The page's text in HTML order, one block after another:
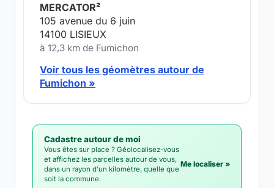
MERCATOR²
105 avenue du 6 juin
14100 LISIEUX
à 12,3 km de Fumichon
Voir tous les géomètres autour de
Fumichon »
Cadastre autour de moi
Vous êtes sur place ? Géolocalisez-vous
et affichez les parcelles autour de vous,
dans un rayon d'un kilomètre, quelle que
soit la commune.
Me localiser »